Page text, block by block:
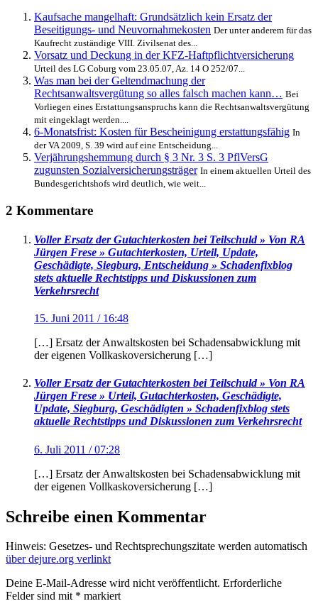
Kaufsache mangelhaft: Grundsätzlich kein Ersatz der
Beseitigungs- und Neuvornahmekosten Der unter anderem für das
Kaufrecht zuständige VIII. Zivilsenat des...
Vorsatz und Deckung in der KFZ-Haftpflichtversicherung
Urteil des LG Coburg vom 23.05.07, Az. 14 O 252/07...
Was man bei der Geltendmachung der
Rechtsanwaltsvergütung so alles falsch machen kann… Bei
Vorliegen eines Erstattungsanspruchs kann die Rechtsanwaltsvergütung
mit eingeklagt werden....
6-Monatsfrist: Kosten für Bescheinigung erstattungsfähig In
der VA 2009, S. 39 wird auf eine Entscheidung...
Verjährungshemmung durch § 3 Nr. 3 S. 3 PflVersG
zugunsten Sozialversicherungsträger In einem aktuellen Urteil des
Bundesgerichtshofs wird deutlich, wie weit...
2 Kommentare
Voller Ersatz der Gutachterkosten bei Teilschuld » Von RA
Jürgen Frese » Gutachterkosten, Urteil, Update,
Geschädigte, Siegburg, Entscheidung » Schadenfixblog
stets aktuelle Rechtstipps und Diskussionen zum
Verkehrsrecht
15. Juni 2011 / 16:48
[…] Ersatz der Anwaltskosten bei Schadensabwicklung mit
der eigenen Vollkaskoversicherung […]
Voller Ersatz der Gutachterkosten bei Teilschuld » Von RA
Jürgen Frese » Urteil, Gutachterkosten, Geschädigte,
Update, Siegburg, Geschädigten » Schadenfixblog stets
aktuelle Rechtstipps und Diskussionen zum Verkehrsrecht
6. Juli 2011 / 07:28
[…] Ersatz der Anwaltskosten bei Schadensabwicklung mit
der eigenen Vollkaskoversicherung […]
Schreibe einen Kommentar
Hinweis: Gesetzes- und Rechtsprechungszitate werden automatisch
über dejure.org verlinkt
Deine E-Mail-Adresse wird nicht veröffentlicht. Erforderliche
Felder sind mit * markiert